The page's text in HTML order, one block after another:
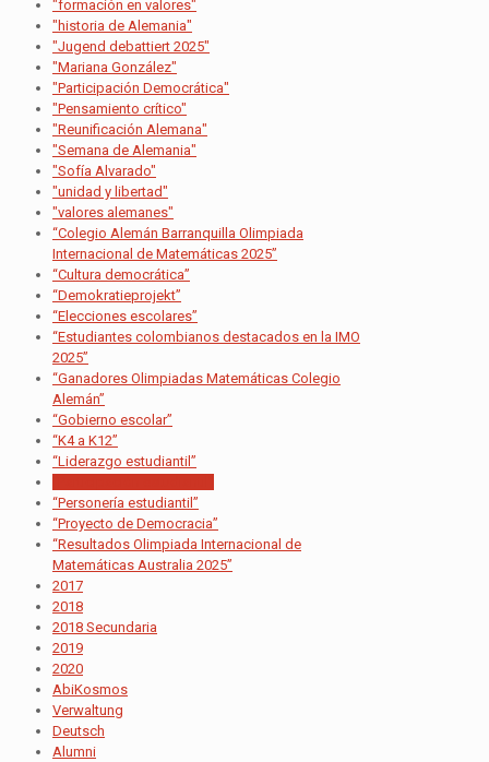
"formación en valores"
"historia de Alemania"
"Jugend debattiert 2025"
"Mariana González"
"Participación Democrática"
"Pensamiento crítico"
"Reunificación Alemana"
"Semana de Alemania"
"Sofía Alvarado"
"unidad y libertad"
"valores alemanes"
“Colegio Alemán Barranquilla Olimpiada
Internacional de Matemáticas 2025”
“Cultura democrática”
“Demokratieprojekt”
“Elecciones escolares”
“Estudiantes colombianos destacados en la IMO
2025”
“Ganadores Olimpiadas Matemáticas Colegio
Alemán”
“Gobierno escolar”
“K4 a K12”
“Liderazgo estudiantil”
“Personería estudiantil”
“Proyecto de Democracia”
“Resultados Olimpiada Internacional de
Matemáticas Australia 2025”
2017
2018
2018 Secundaria
2019
2020
AbiKosmos
Verwaltung
Deutsch
Alumni